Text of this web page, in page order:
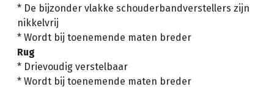
* De bijzonder vlakke schouderbandverstellers zijn
nikkelvrij
* Wordt bij toenemende maten breder
Rug
* Drievoudig verstelbaar
* Wordt bij toenemende maten breder